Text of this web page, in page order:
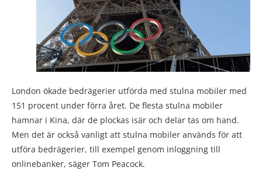
London ökade bedrägerier utförda med stulna mobiler med
151 procent under förra året. De flesta stulna mobiler
hamnar i Kina, där de plockas isär och delar tas om hand.
Men det är också vanligt att stulna mobiler används för att
utföra bedrägerier, till exempel genom inloggning till
onlinebanker, säger Tom Peacock.